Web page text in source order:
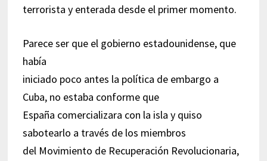
terrorista y enterada desde el primer momento.
Parece ser que el gobierno estadounidense, que
había
iniciado poco antes la política de embargo a
Cuba, no estaba conforme que
España comercializara con la isla y quiso
sabotearlo a través de los miembros
del Movimiento de Recuperación Revolucionaria,